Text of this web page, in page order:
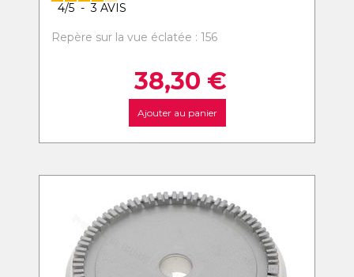
4/5 - 3 AVIS
Repère sur la vue éclatée : 156
38,30 €
Ajouter au panier